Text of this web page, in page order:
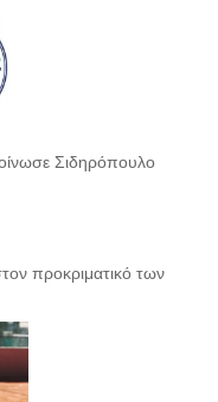
Σιδηρόπουλο
προκριματικό των